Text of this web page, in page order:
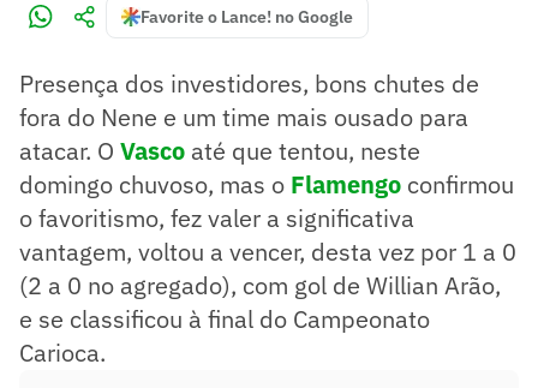
Favorite o Lance! no Google
Presença dos investidores, bons chutes de
fora do Nene e um time mais ousado para
atacar. O Vasco até que tentou, neste
domingo chuvoso, mas o Flamengo confirmou
o favoritismo, fez valer a significativa
vantagem, voltou a vencer, desta vez por 1 a 0
(2 a 0 no agregado), com gol de Willian Arão,
e se classificou à final do Campeonato
Carioca.